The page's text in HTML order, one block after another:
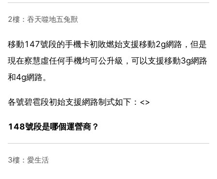
2樓：吞天噬地五兔獸
移動147號段的手機卡初敗燃始支援移動2g網路，但是
現在察慧虛任何手機均可公升級，可以支援移動3g網路
和4g網路。
各號碧雹段初始支援網路制式如下：<>
148號段是哪個運營商？
3樓：愛生活